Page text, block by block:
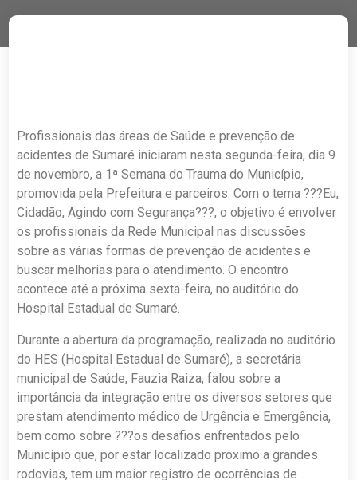
Profissionais das áreas de Saúde e prevenção de
acidentes de Sumaré iniciaram nesta segunda-feira, dia 9
de novembro, a 1ª Semana do Trauma do Município,
promovida pela Prefeitura e parceiros. Com o tema ???Eu,
Cidadão, Agindo com Segurança???, o objetivo é envolver
os profissionais da Rede Municipal nas discussões
sobre as várias formas de prevenção de acidentes e
buscar melhorias para o atendimento. O encontro
acontece até a próxima sexta-feira, no auditório do
Hospital Estadual de Sumaré.
Durante a abertura da programação, realizada no auditório
do HES (Hospital Estadual de Sumaré), a secretária
municipal de Saúde, Fauzia Raiza, falou sobre a
importância da integração entre os diversos setores que
prestam atendimento médico de Urgência e Emergência,
bem como sobre ???os desafios enfrentados pelo
Município que, por estar localizado próximo a grandes
rodovias, tem um maior registro de ocorrências de